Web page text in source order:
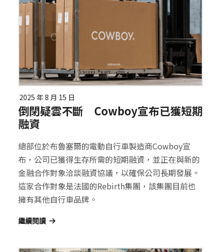
2025 年 8 月 15 日
倒閉疑雲不斷 Cowboy宣布已獲短期
融資
總部位於布魯塞爾的電動自行車製造商Cowboy宣
布，公司已獲得生存所需的短期融資，並正在與新的
金融合作對象洽談融資協議，以確保公司長期發展。
這家合作對象是法國的Rebirth集團，該集團目前也
擁有其他自行車品牌。
繼續閱讀